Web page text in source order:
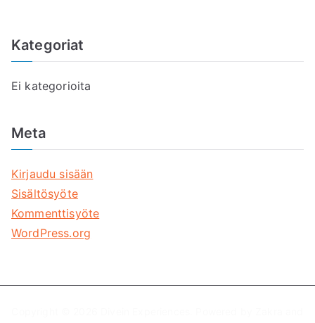
Kategoriat
Ei kategorioita
Meta
Kirjaudu sisään
Sisältösyöte
Kommenttisyöte
WordPress.org